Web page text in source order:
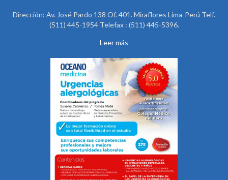
Dirección: Av. José Pardo 138 Of. 401. Miraflores Lima-Perú Telf.
(511) 445-1954 Telefax : (511) 445-5396.
Leer más